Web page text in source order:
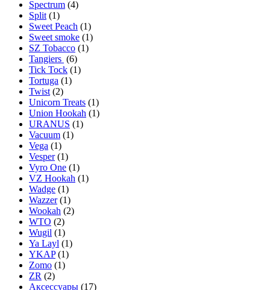
Spectrum (4)
Split (1)
Sweet Peach (1)
Sweet smoke (1)
SZ Tobacco (1)
Tangiers (6)
Tick Tock (1)
Tortuga (1)
Twist (2)
Unicorn Treats (1)
Union Hookah (1)
URANUS (1)
Vacuum (1)
Vega (1)
Vesper(1)
Vyro One (1)
VZ Hookah (1)
Wadge (1)
Wazzer(1)
Wookah (2)
WTO (2)
Wugil (1)
Ya Layl (1)
YKAP(1)
Zomo (1)
ZR (2)
Аксессуары (17)